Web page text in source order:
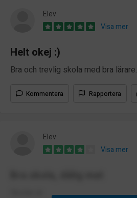
Elev
Visa mer
Helt okej :)
Bra och trevlig skola med bra lärare.
Kommentera Rapportera
Elev
Visa mer